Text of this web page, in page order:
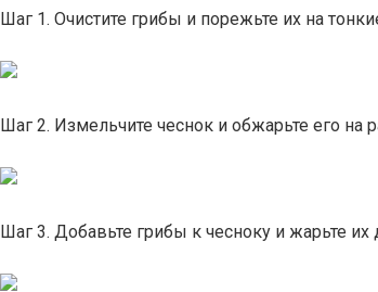
Шаг 1. Очистите грибы и порежьте их на
Шаг 2. Измельчите чеснок и обжарьте его на
Шаг 3. Добавьте грибы к чесноку и жарьте их